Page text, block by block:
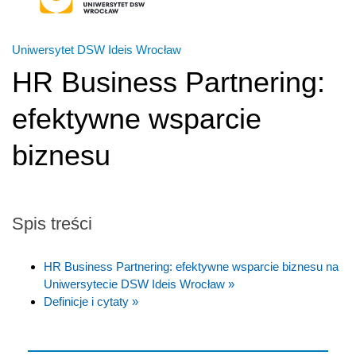
Uniwersytet DSW Ideis Wrocław
HR Business Partnering:
efektywne wsparcie
biznesu
Spis treści
HR Business Partnering: efektywne wsparcie biznesu na
Uniwersytecie DSW Ideis Wrocław »
Definicje i cytaty »